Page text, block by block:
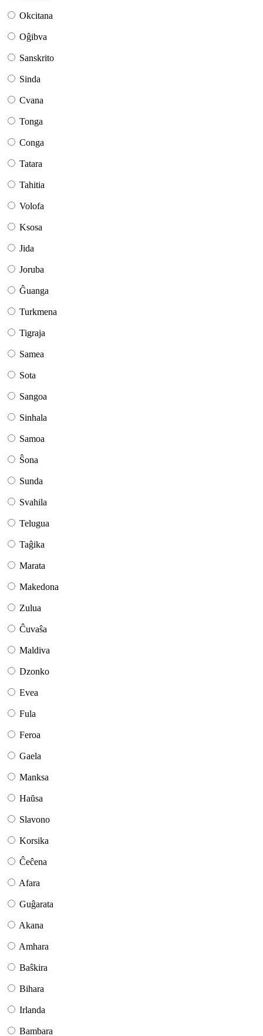
Okcitana
Oĝibva
Sanskrito
Sinda
Cvana
Tonga
Conga
Tatara
Tahitia
Volofa
Ksosa
Jida
Joruba
Ĝuanga
Turkmena
Tigraja
Samea
Sota
Sangoa
Sinhala
Samoa
Ŝona
Sunda
Svahila
Telugua
Taĝika
Marata
Makedona
Zulua
Ĉuvaŝa
Maldiva
Dzonko
Evea
Fula
Feroa
Gaela
Manksa
Haŭsa
Slavono
Korsika
Ĉeĉena
Afara
Guĝarata
Akana
Amhara
Baŝkira
Bihara
Irlanda
Bambara